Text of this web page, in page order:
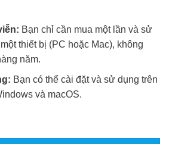
Bạn chỉ cần mua một lần và sử
thiết bị (PC hoặc Mac), không
năm.
Bạn có thể cài đặt và sử dụng trên
và macOS.
2021 số lượng